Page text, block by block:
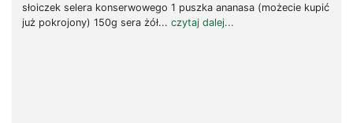
słoiczek selera konserwowego 1 puszka ananasa (możecie kupić
już pokrojony) 150g sera żół... czytaj dalej...